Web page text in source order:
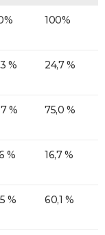
100%
% 24,7 %
% 75,0 %
% 16,7 %
% 60,1 %